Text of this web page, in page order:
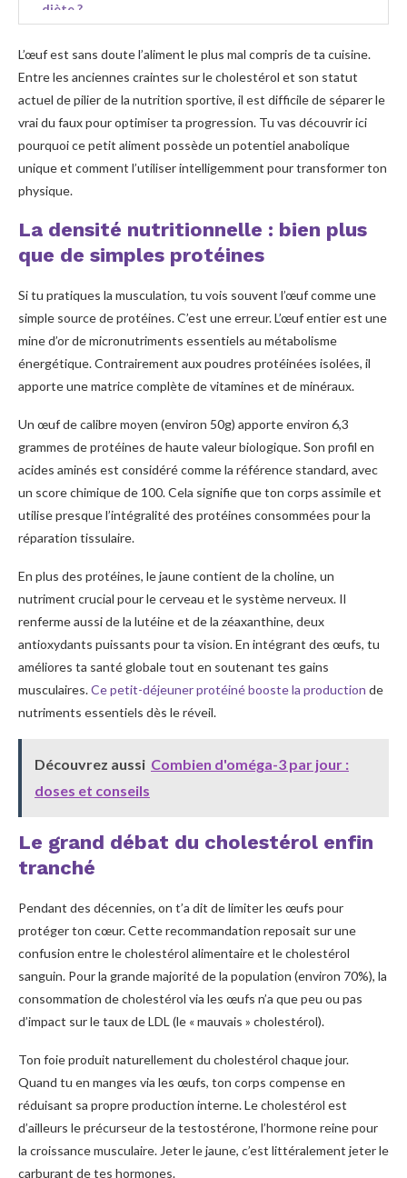
diète ?
L’œuf est sans doute l’aliment le plus mal compris de ta cuisine.
Entre les anciennes craintes sur le cholestérol et son statut
actuel de pilier de la nutrition sportive, il est difficile de séparer le
vrai du faux pour optimiser ta progression. Tu vas découvrir ici
pourquoi ce petit aliment possède un potentiel anabolique
unique et comment l’utiliser intelligemment pour transformer ton
physique.
La densité nutritionnelle : bien plus
que de simples protéines
Si tu pratiques la musculation, tu vois souvent l’œuf comme une
simple source de protéines. C’est une erreur. L’œuf entier est une
mine d’or de micronutriments essentiels au métabolisme
énergétique. Contrairement aux poudres protéinées isolées, il
apporte une matrice complète de vitamines et de minéraux.
Un œuf de calibre moyen (environ 50g) apporte environ 6,3
grammes de protéines de haute valeur biologique. Son profil en
acides aminés est considéré comme la référence standard, avec
un score chimique de 100. Cela signifie que ton corps assimile et
utilise presque l’intégralité des protéines consommées pour la
réparation tissulaire.
En plus des protéines, le jaune contient de la choline, un
nutriment crucial pour le cerveau et le système nerveux. Il
renferme aussi de la lutéine et de la zéaxanthine, deux
antioxydants puissants pour ta vision. En intégrant des œufs, tu
améliores ta santé globale tout en soutenant tes gains
musculaires.Ce petit-déjeuner protéiné booste la production de
nutriments essentiels dès le réveil.
Découvrez aussi Combien d'oméga-3 par jour :
doses et conseils
Le grand débat du cholestérol enfin
tranché
Pendant des décennies, on t’a dit de limiter les œufs pour
protéger ton cœur. Cette recommandation reposait sur une
confusion entre le cholestérol alimentaire et le cholestérol
sanguin. Pour la grande majorité de la population (environ 70%), la
consommation de cholestérol via les œufs n’a que peu ou pas
d’impact sur le taux de LDL (le « mauvais » cholestérol).
Ton foie produit naturellement du cholestérol chaque jour.
Quand tu en manges via les œufs, ton corps compense en
réduisant sa propre production interne. Le cholestérol est
d’ailleurs le précurseur de la testostérone, l’hormone reine pour
la croissance musculaire. Jeter le jaune, c’est littéralement jeter le
carburant de tes hormones.